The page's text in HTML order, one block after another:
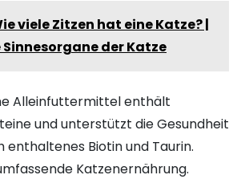
viele Zitzen hat eine Katze? |
Sinnesorgane der Katze
Alleinfuttermittel enthält
und unterstützt die Gesundheit
enthaltenes Biotin und Taurin.
Katzenernährung.